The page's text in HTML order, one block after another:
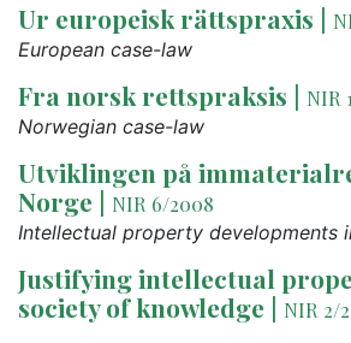
Ur europeisk rättspraxis |
European case-law
Fra norsk rettspraksis | NIR
Norwegian case-law
Utviklingen på
Norge | NIR 6/2008
Intellectual property developments
Justifying intellectual
society of knowledge | NIR 2/